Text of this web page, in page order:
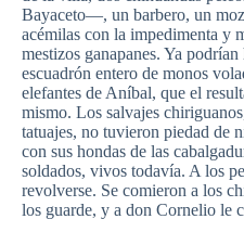
Bayaceto—, un barbero, un
acémilas con la impedimenta y
mestizos ganapanes. Ya
escuadrón entero de monos
elefantes de Aníbal, que el
mismo. Los salvajes
tatuajes, no tuvieron piedad de
con sus hondas de las
soldados, vivos todavía. A los
revolverse. Se comieron a los
los guarde, y a don Cornelio le